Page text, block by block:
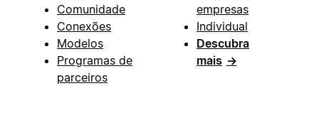
Comunidade
Conexões
Modelos
Programas de
parceiros
empresas
Individual
Descubra
mais →